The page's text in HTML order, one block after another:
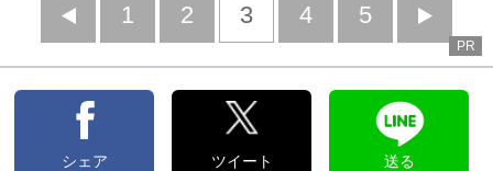
前
へ
1 2 3 4 5
へ
PR
シェア ツイート 送る